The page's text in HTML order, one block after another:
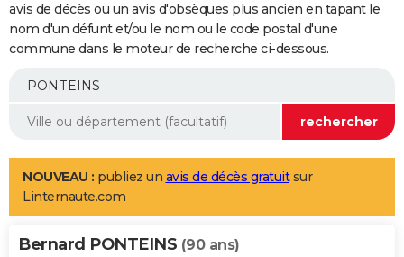
Retraite
Epargne
Immobilier
Risques naturels par ville
Banque
Assurance
AUTO
Essais
Réserver un essai
Citadines
Berlines
SUV
Forum auto
+
Mobiles
Meilleur smartphone
Internet
Ordinateurs
Jeux vidéo
Guide high-tech
Aménagement intérieur
LIFESTYLE
Art de vivre
Bien-être
Loisirs
Mode
Modes de vie
Alimentation
Guide de la santé
Maladies
Médicaments
Sommeil
VOYAGE
avis de décès ou un avis d'obsèques plus ancien en tapant le
nom d'un défunt et/ou le nom ou le code postal d'une
commune dans le moteur de recherche ci-dessous.
NOUVEAU : publiez un avis de décès gratuitsur
Linternaute.com
Bernard PONTEINS (90 ans)